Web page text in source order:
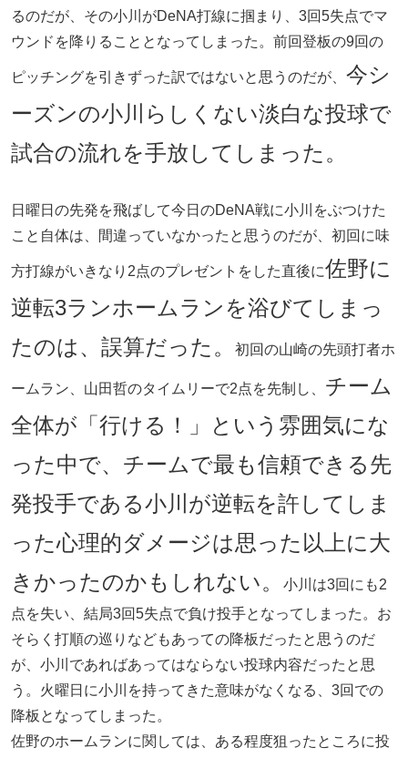
るのだが、その小川がDeNA打線に掴まり、3回5失点でマ
ウンドを降りることとなってしまった。前回登板の9回の
ピッチングを引きずった訳ではないと思うのだが、 今シ
ーズンの小川らしくない淡白な投球で
試合の流れを手放してしまった。
日曜日の先発を飛ばして今日のDeNA戦に小川をぶつけた
こと自体は、間違っていなかったと思うのだが、初回に味
方打線がいきなり2点のプレゼントをした直後に佐野に
逆転3ランホームランを浴びてしまっ
たのは、誤算だった。
初回の山崎の先頭打者ホ
ームラン、山田哲のタイムリーで2点を先制し、 チーム
全体が「行ける！」という雰囲気にな
った中で、チームで最も信頼できる先
発投手である小川が逆転を許してしま
った心理的ダメージは思った以上に大
きかったのかもしれない。
小川は3回にも2
点を失い、結局3回5失点で負け投手となってしまった。お
そらく打順の巡りなどもあっての降板だったと思うのだ
が、小川であればあってはならない投球内容だったと思
う。火曜日に小川を持ってきた意味がなくなる、3回での
降板となってしまった。
佐野のホームランに関しては、ある程度狙ったところに投